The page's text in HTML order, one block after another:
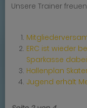
Unsere Trainer
ERC ist wieder
Sparkasse dabei
Hallenplan
Jugend erhält